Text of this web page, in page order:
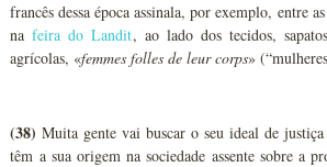
francês dessa época assinala, por exemplo, entre
nafeira do Landit, ao lado dos tecidos,
agrícolas, «femmes folles de leur corps»
(38) Muita gente vai buscar o seu ideal de
têm a sua origem na sociedade assente sobre a